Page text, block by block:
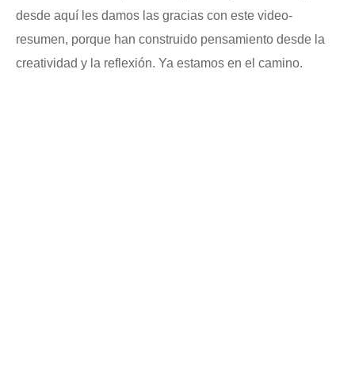
desde aquí les damos las gracias con este video-
resumen, porque han construido pensamiento desde la
creatividad y la reflexión. Ya estamos en el camino.